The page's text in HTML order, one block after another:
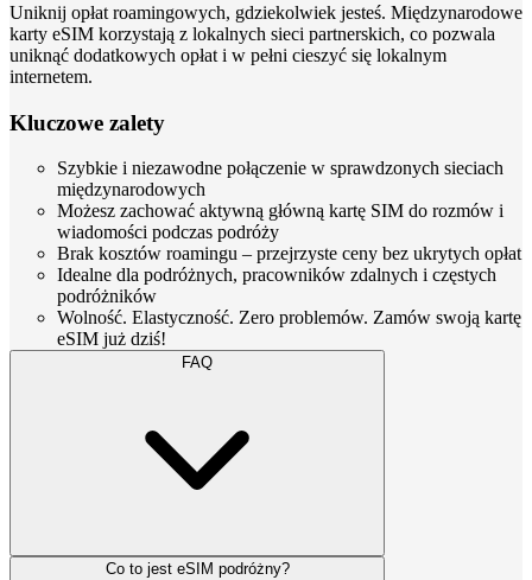
Uniknij opłat roamingowych, gdziekolwiek jesteś. Międzynarodowe
karty eSIM korzystają z lokalnych sieci partnerskich, co pozwala
uniknąć dodatkowych opłat i w pełni cieszyć się lokalnym
internetem.
Kluczowe zalety
Szybkie i niezawodne połączenie w sprawdzonych sieciach
międzynarodowych
Możesz zachować aktywną główną kartę SIM do rozmów i
wiadomości podczas podróży
Brak kosztów roamingu – przejrzyste ceny bez ukrytych opłat
Idealne dla podróżnych, pracowników zdalnych i częstych
podróżników
Wolność. Elastyczność. Zero problemów. Zamów swoją kartę
eSIM już dziś!
FAQ
Co to jest eSIM podróżny?